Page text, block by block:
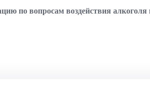
по вопросам воздействия алкоголя